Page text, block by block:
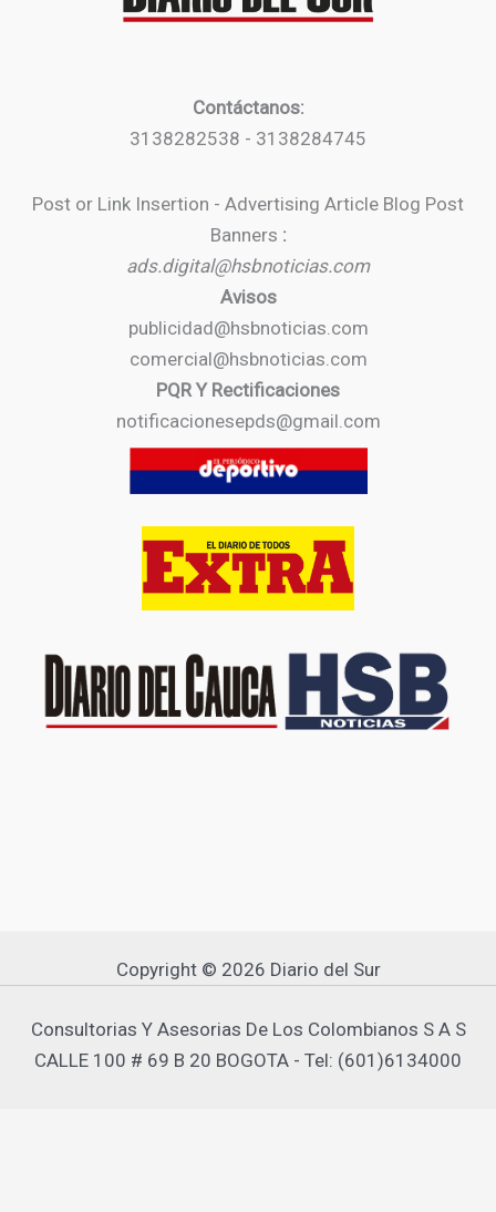
Contáctanos:
3138282538 - 3138284745
Post or Link Insertion - Advertising Article Blog Post
Banners :
ads.digital@hsbnoticias.com
Avisos
publicidad@hsbnoticias.com
comercial@hsbnoticias.com
PQR Y Rectificaciones
notificacionesepds@gmail.com
Copyright © 2026 Diario del Sur
Consultorias Y Asesorias De Los Colombianos S A S
CALLE 100 # 69 B 20 BOGOTA - Tel: (601)6134000